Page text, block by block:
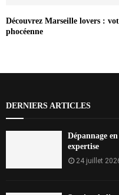
Découvrez Marseille lovers :
phocéenne
DERNIERS ARTICLES
Dépannage
expertise
24 juillet